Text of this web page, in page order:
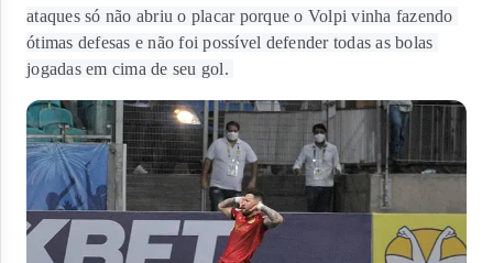
ataques só não abriu o placar porque o Volpi vinha fazendo
ótimas defesas e não foi possível defender todas as bolas
jogadas em cima de seu gol.